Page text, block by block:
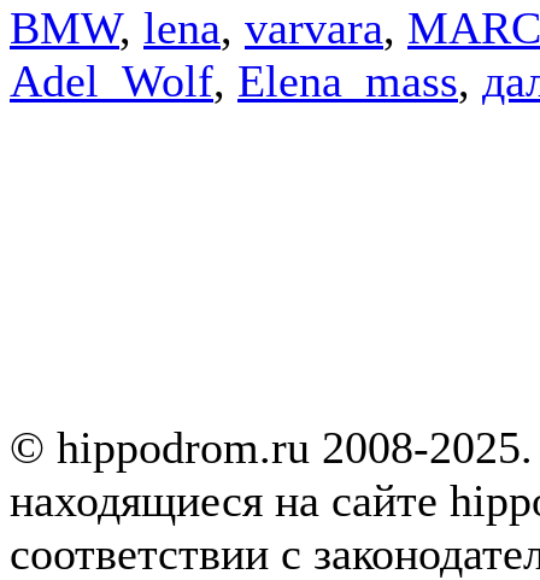
BMW, lena, varvara,
Adel_Wolf, Elena_mass,
© hippodrom.ru 2008-
находящиеся на сайте
соответствии с